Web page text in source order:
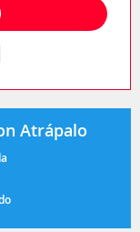
Atrápalo